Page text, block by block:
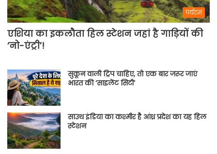
पर्यटन
एशिया का इकलौता हिल स्टेशन जहां है गाड़ियों की
‘नो-एंट्री’!
सुकून वाली ट्रिप चाहिए, तो एक बार जरूर जाएं
भारत की ‘साइलेंट सिटी’
साउथ इंडिया का कश्मीर है आंध्र प्रदेश का यह हिल
स्टेशन